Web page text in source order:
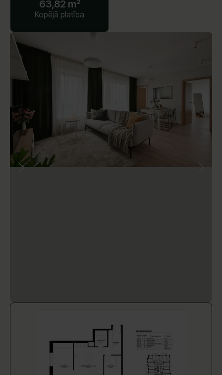
63,82 m²
Kopējā platība